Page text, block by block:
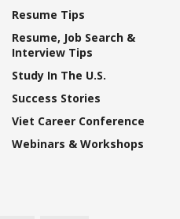
Resume Tips
Resume, Job Search &
Interview Tips
Study In The U.S.
Success Stories
Viet Career Conference
Webinars & Workshops